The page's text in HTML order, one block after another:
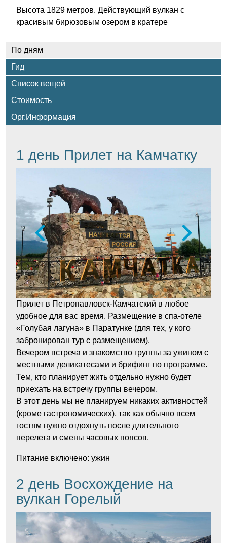
Высота 1829 метров. Действующий вулкан с
красивым бирюзовым озером в кратере
По дням
Гид
Список вещей
Стоимость
Орг.Информация
1 день Прилет на Камчатку
Прилет в Петропавловск-Камчатский в любое
удобное для вас время. Размещение в спа-отеле
«Голубая лагуна» в Паратунке (для тех, у кого
забронирован тур с размещением).
Вечером встреча и знакомство группы за ужином с
местными деликатесами и брифинг по программе.
Тем, кто планирует жить отдельно нужно будет
приехать на встречу группы вечером.
В этот день мы не планируем никаких активностей
(кроме гастрономических), так как обычно всем
гостям нужно отдохнуть после длительного
перелета и смены часовых поясов.
Питание включено: ужин
2 день Восхождение на
вулкан Горелый